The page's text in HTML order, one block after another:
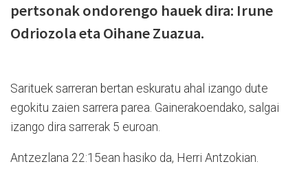
pertsonak ondorengo hauek dira: Irune
Odriozola eta Oihane Zuazua.
Sarituek sarreran bertan eskuratu ahal izango dute
egokitu zaien sarrera parea. Gainerakoendako, salgai
izango dira sarrerak 5 euroan.
Antzezlana 22:15ean hasiko da, Herri Antzokian.